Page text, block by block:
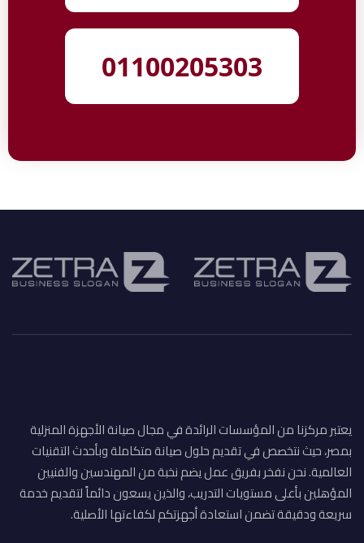
01100205303
يعتبر مركزنا من المؤسسات الرائدة في مجال صيانة الأجهزة المنزلية
بمصر، حيث نتخصص في تقديم حلول صيانة متكاملة وبأحدث التقنيات
العالمية. نحن نفخر بفريق عمل يضم نخبة من المهندسين والفنيين
المؤهلين بأعلى مستويات التدريب، والذين يسعون دائماً لتقديم خدمة
سريعة ودقيقة تضمن استعادة أجهزتكم لكفاءتها الأصلية.